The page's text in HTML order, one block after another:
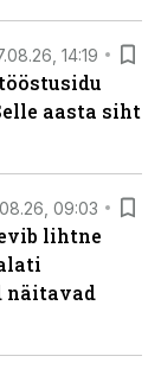
14:19
aasta siht
09:03
lihtne
näitavad